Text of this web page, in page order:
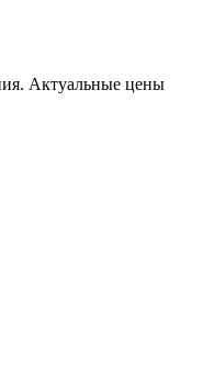
Актуальные цены